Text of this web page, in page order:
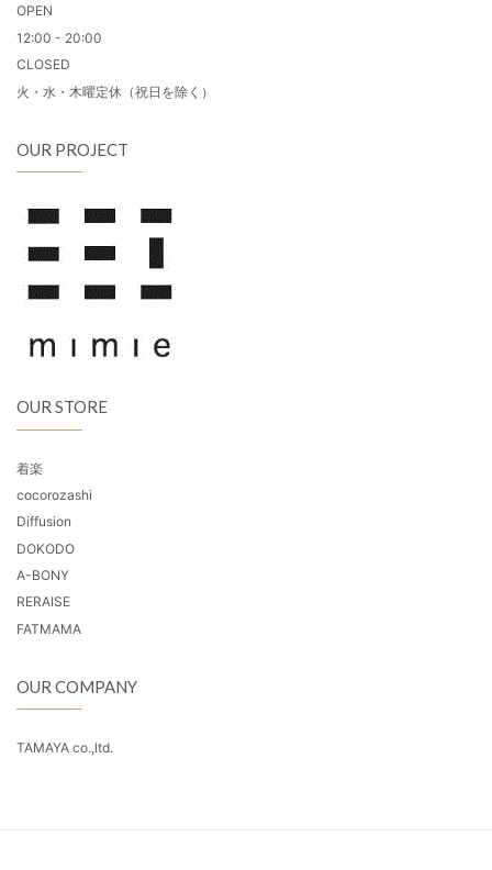
OPEN
12:00 - 20:00
CLOSED
火・水・木曜定休（祝日を除く）
OUR PROJECT
OUR STORE
着楽
cocorozashi
Diffusion
DOKODO
A-BONY
RERAISE
FATMAMA
OUR COMPANY
TAMAYA co.,ltd.